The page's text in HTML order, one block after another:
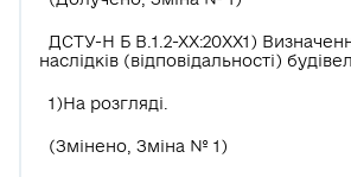
ДСТУ-Н Б В.1.2-ХХ:20ХХ1)
наслідків (відповідальності)
1)На розгляді.
(Змінено, Зміна № 1)